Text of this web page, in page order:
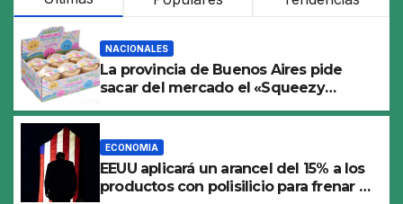
NACIONALES
La provincia de Buenos Aires pide
sacar del mercado el «Squeezy
ECONOMIA
EEUU aplicará un arancel del 15% a los
productos con polisilicio para frenar el